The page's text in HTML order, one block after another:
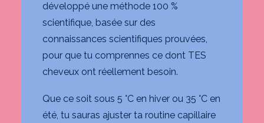
développé une méthode 100 %
scientifique, basée sur des
connaissances scientifiques prouvées,
pour que tu comprennes ce dont TES
cheveux ont réellement besoin.
Que ce soit sous 5 °C en hiver ou 35 °C en
été, tu sauras ajuster ta routine capillaire